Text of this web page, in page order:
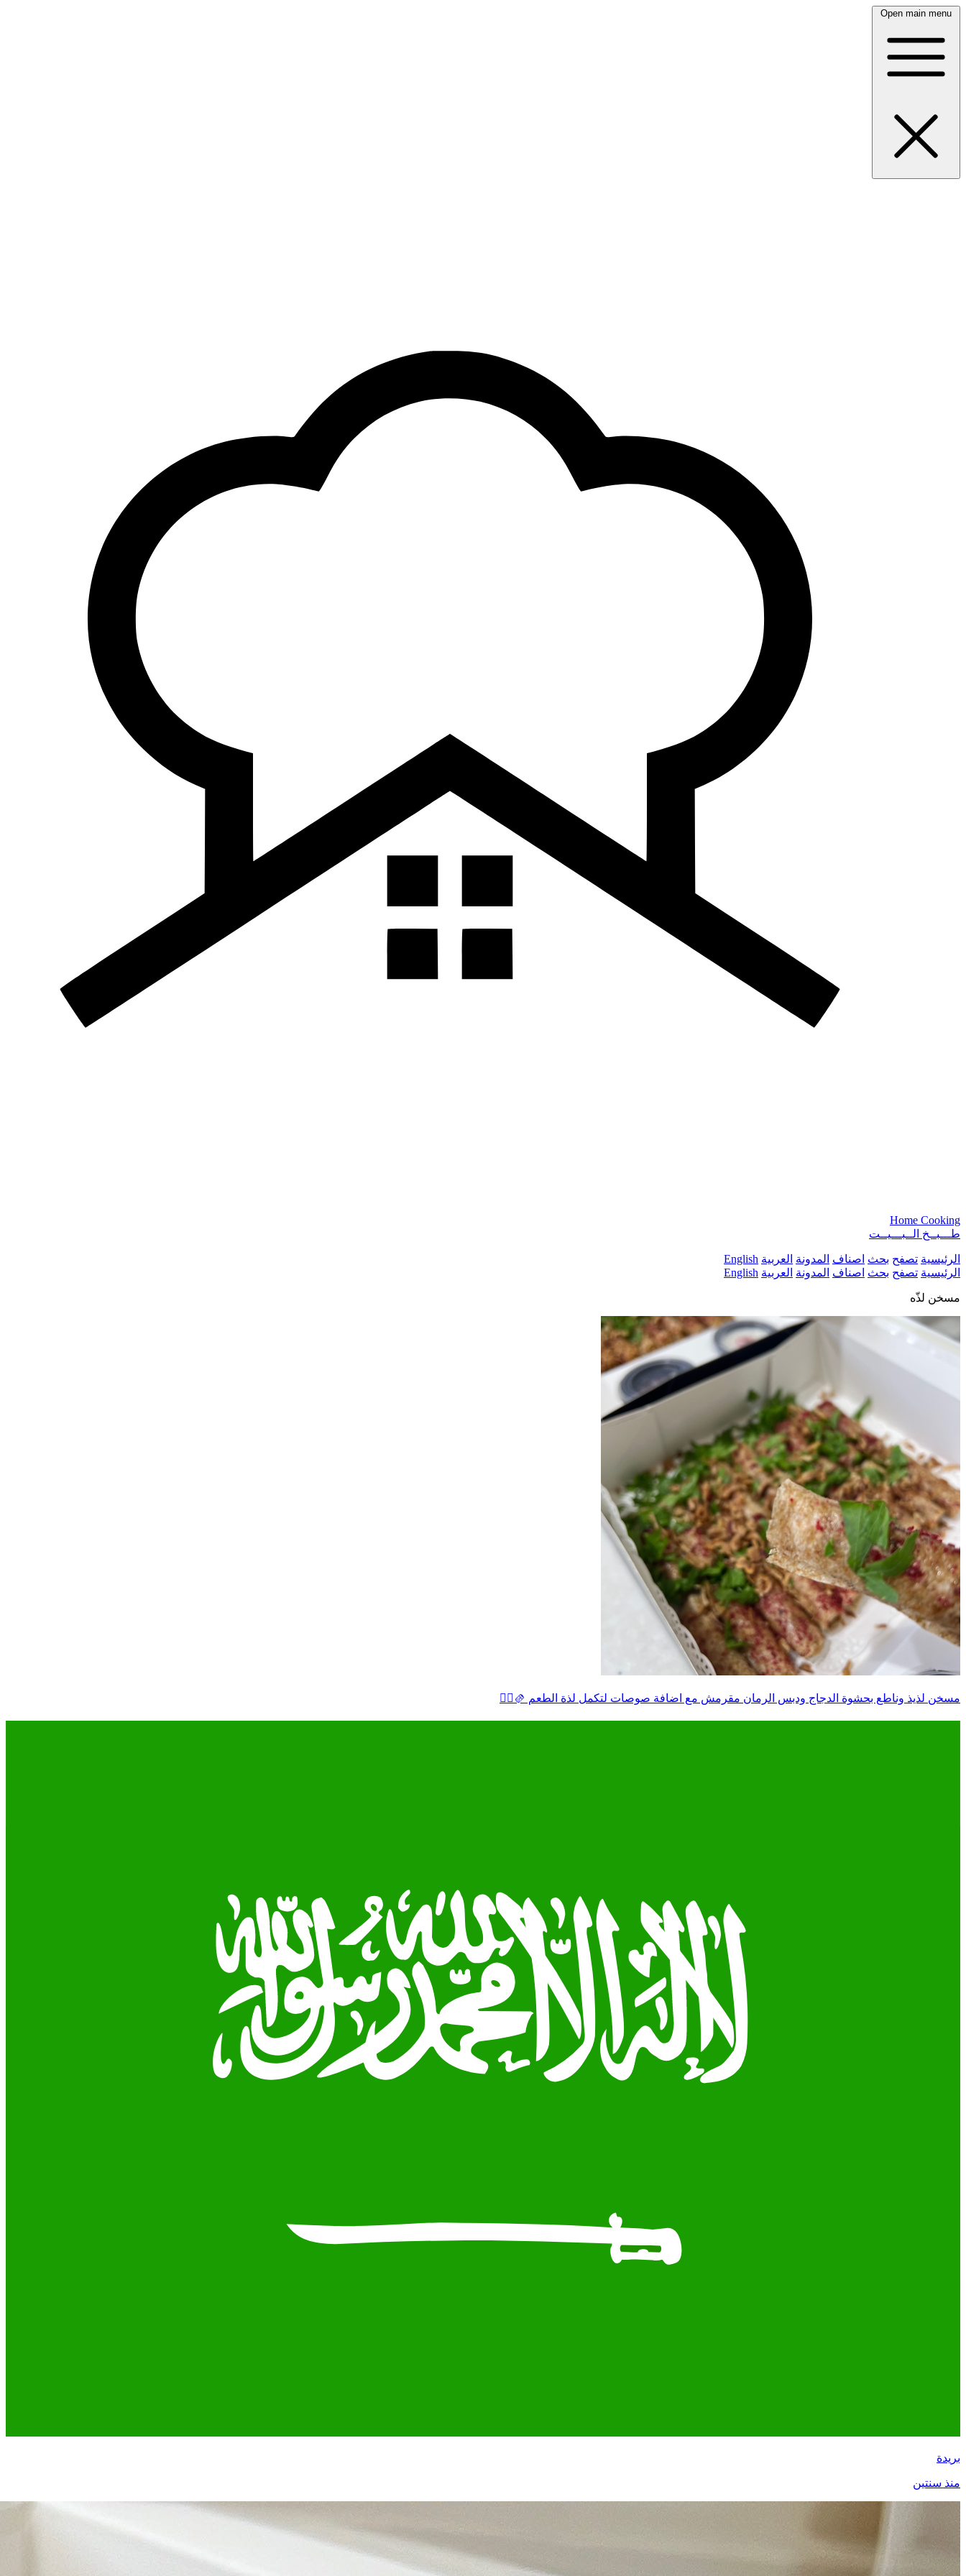
Open main menu
Home Cooking
طـــبــخ الــبـــيــت
الرئيسية تصفح بحث اصناف المدونة العربية English
الرئيسية تصفح بحث اصناف المدونة العربية English
مسخن لذّه
مسخن لذيذ وناطع بحشوة الدجاج ودبس الرمان مقرمش مع اضافة صوصات لتكمل لذة الطعم 🫔👌🏻
بريدة
منذ سنتين